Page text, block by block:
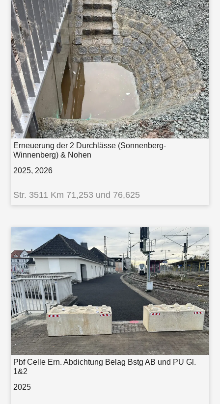
Erneuerung der 2 Durchlässe (Sonnenberg-
Winnenberg) & Nohen
2025, 2026
Str. 3511 Km 71,253 und 76,625
Pbf Celle Ern. Abdichtung Belag Bstg AB und PU Gl.
1&2
2025